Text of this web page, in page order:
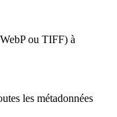
ou TIFF) à
les métadonnées